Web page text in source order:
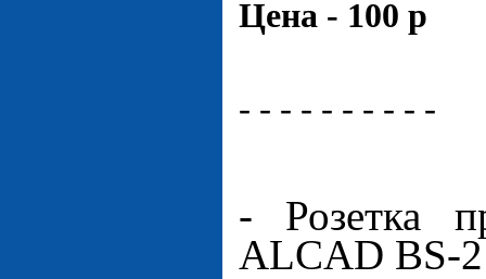
Цена - 100 р
- - - - - - - - - -
- Розетка
ALCAD BS-